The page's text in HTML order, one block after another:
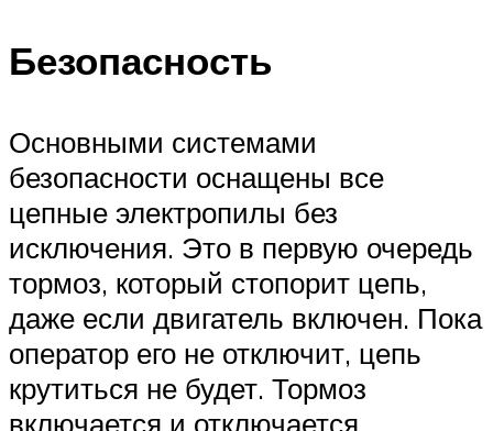
Безопасность
Основными системами
безопасности оснащены все
цепные электропилы без
исключения. Это в первую очередь
тормоз, который стопорит цепь,
даже если двигатель включен. Пока
оператор его не отключит, цепь
крутиться не будет. Тормоз
включается и отключается